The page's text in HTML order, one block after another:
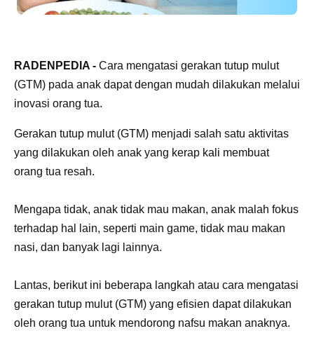
RADENPEDIA - Cara mengatasi gerakan tutup mulut
(GTM) pada anak dapat dengan mudah dilakukan melalui
inovasi orang tua.
Gerakan tutup mulut (GTM) menjadi salah satu aktivitas
yang dilakukan oleh anak yang kerap kali membuat
orang tua resah.
Mengapa tidak, anak tidak mau makan, anak malah fokus
terhadap hal lain, seperti main game, tidak mau makan
nasi, dan banyak lagi lainnya.
Lantas, berikut ini beberapa langkah atau cara mengatasi
gerakan tutup mulut (GTM) yang efisien dapat dilakukan
oleh orang tua untuk mendorong nafsu makan anaknya.